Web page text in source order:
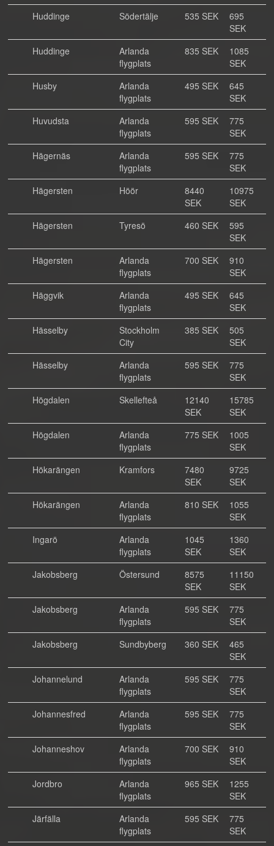
Huddinge
Södertälje 535 SEK
695
SEK
Huddinge
Arlanda
flygplats
835 SEK
1085
SEK
Husby
Arlanda
flygplats
495 SEK
645
SEK
Huvudsta
Arlanda
flygplats
595 SEK
775
SEK
Hägernäs
Arlanda
flygplats
595 SEK
775
SEK
Hägersten
Höör
8440
SEK
10975
SEK
Hägersten
Tyresö 460 SEK
595
SEK
Hägersten
Arlanda
flygplats
700 SEK
910
SEK
Häggvik
Arlanda
flygplats
495 SEK
645
SEK
Hässelby
Stockholm
City
385 SEK
505
SEK
Hässelby
Arlanda
flygplats
595 SEK
775
SEK
Högdalen
Skellefteå
12140
SEK
15785
SEK
Högdalen
Arlanda
flygplats
775 SEK
1005
SEK
Hökarängen
Kramfors
7480
SEK
9725
SEK
Hökarängen
Arlanda
flygplats
810 SEK
1055
SEK
Ingarö
Arlanda
flygplats
1045
SEK
1360
SEK
Jakobsberg
Östersund
8575
SEK
11150
SEK
Jakobsberg
Arlanda
flygplats
595 SEK
775
SEK
Jakobsberg
Sundbyberg 360 SEK
465
SEK
Johannelund
Arlanda
flygplats
595 SEK
775
SEK
Johannesfred
Arlanda
flygplats
595 SEK
775
SEK
Johanneshov
Arlanda
flygplats
700 SEK
910
SEK
Jordbro
Arlanda
flygplats
965 SEK
1255
SEK
Järfälla
Arlanda
flygplats
595 SEK
775
SEK